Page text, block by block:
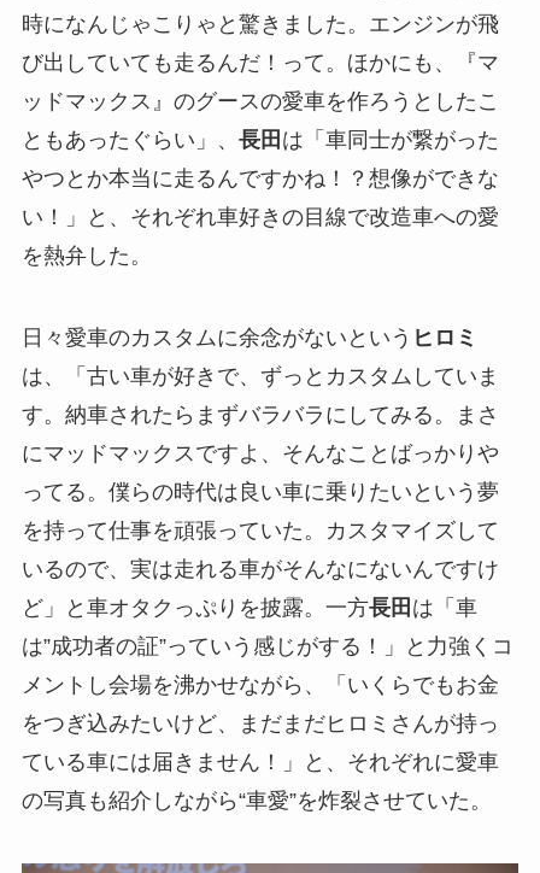
時になんじゃこりゃと驚きました。エンジンが飛
び出していても走るんだ！って。ほかにも、『マ
ッドマックス』のグースの愛車を作ろうとしたこ
ともあったぐらい」、 長田 は「車同士が繋がった
やつとか本当に走るんですかね！？想像ができな
い！」と、それぞれ車好きの目線で改造車への愛
を熱弁した。
日々愛車のカスタムに余念がないという ヒロミ
は、「古い車が好きで、ずっとカスタムしていま
す。納車されたらまずバラバラにしてみる。まさ
にマッドマックスですよ、そんなことばっかりや
ってる。僕らの時代は良い車に乗りたいという夢
を持って仕事を頑張っていた。カスタマイズして
いるので、実は走れる車がそんなにないんですけ
ど」と車オタクっぷりを披露。一方長田 は「車
は”成功者の証”っていう感じがする！」と力強くコ
メントし会場を沸かせながら、「いくらでもお金
をつぎ込みたいけど、まだまだヒロミさんが持っ
ている車には届きません！」と、それぞれに愛車
の写真も紹介しながら“車愛”を炸裂させていた。